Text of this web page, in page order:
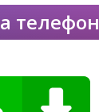
телефон